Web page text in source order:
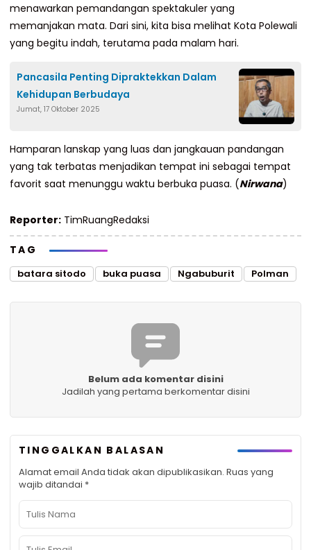
menawarkan pemandangan spektakuler yang
memanjakan mata. Dari sini, kita bisa melihat Kota Polewali
yang begitu indah, terutama pada malam hari.
Pancasila Penting Dipraktekkan Dalam
Kehidupan Berbudaya
Jumat, 17 Oktober 2025
Hamparan lanskap yang luas dan jangkauan pandangan
yang tak terbatas menjadikan tempat ini sebagai tempat
favorit saat menunggu waktu berbuka puasa. (Nirwana)
Reporter: TimRuangRedaksi
TAG
batara sitodo buka puasa Ngabuburit Polman
Belum ada komentar disini
Jadilah yang pertama berkomentar disini
TINGGALKAN BALASAN
Alamat email Anda tidak akan dipublikasikan. Ruas yang
wajib ditandai *